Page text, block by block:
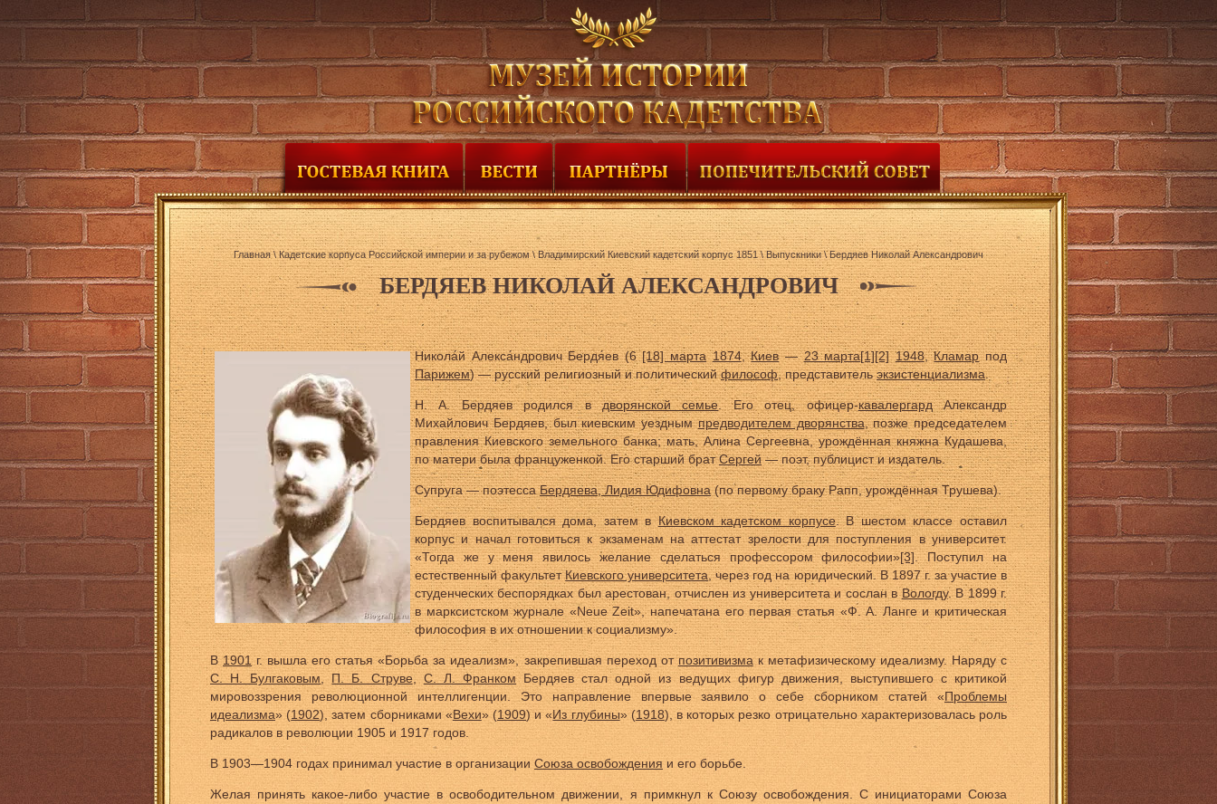
Главная\Кадетские корпуса Российской империи и за рубежом\Владимирский Киевский кадетский корпус 1851\Выпускники\Бердяев Николай Александрович
БЕРДЯЕВ НИКОЛАЙ АЛЕКСАНДРОВИЧ
Никола́й Алекса́ндрович Бердя́ев (6[18] марта 1874,Киев—23 марта[1][2] 1948,Кламарпод
Парижем) — русский религиозный и политическийфилософ, представительэкзистенциализмa.
Н. А. Бердяев родился вдворянской семье. Его отец, офицер-кавалергардАлександр
Михайлович Бердяев, был киевским уезднымпредводителем дворянства, позже председателем
правления Киевского земельного банка; мать, Алина Сергеевна, урождённая княжна Кудашева,
по матери была француженкой. Его старший братСергей— поэт, публицист и издатель.
Супруга — поэтессаБердяева, Лидия Юдифовна(по первому браку Рапп, урождённая Трушева).
Бердяев воспитывался дома, затем вКиевском кадетском корпусе. В шестом классе оставил
корпус и начал готовиться к экзаменам на аттестат зрелости для поступления в университет.
«Тогда же у меня явилось желание сделаться профессором философии»[3]. Поступил на
естественный факультетКиевского университета, через год на юридический. В 1897 г. за участие в
студенческих беспорядках был арестован, отчислен из университета и сослан вВологду. В 1899 г.
в марксистском журнале «Neue Zeit», напечатана его первая статья «Ф. А. Ланге и критическая
философия в их отношении к социализму».
В 1901г. вышла его статья «Борьба за идеализм», закрепившая переход отпозитивизмак метафизическому идеализму. Наряду с
С. Н. Булгаковым,П. Б. Струве, С. Л. ФранкомБердяев стал одной из ведущих фигур движения, выступившего с критикой
мировоззрения революционной интеллигенции. Это направление впервые заявило о себе сборником статей «Проблемы
идеализма» (1902), затем сборниками «Вехи» (1909) и «Из глубины» (1918), в которых резко отрицательно характеризовалась роль
радикалов в революции 1905 и 1917 годов.
В 1903—1904 годах принимал участие в организации Союза освобождения и его борьбе.
Желая принять какое-либо участие в освободительном движении, я примкнул к Союзу освобождения. С инициаторами Союза